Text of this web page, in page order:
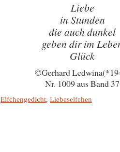
Liebe
in Stunden
die auch dunkel
geben dir im
Glück
©Gerhard
Nr. 1009 aus Band 37
Elfchengedicht, Liebeselfchen